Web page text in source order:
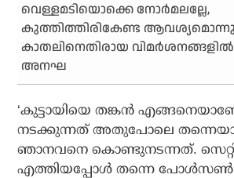
വെള്ളമടിയൊക്കെ നോര്‍മലല്ലേ,
കുത്തിത്തിരികേണ്ട
കാതലിനെതിരായ വിമര്‍ശനങ്ങളില്‍
അനഘ
‘കുട്ടായിയെ തങ്കന്‍
നടക്കുന്നത് അതുപോലെ
ഞാനവനെ കൊണ്ടുനടന്നത്.
എത്തിയപ്പോള്‍ തന്നെ പോള്‍സണ്‍